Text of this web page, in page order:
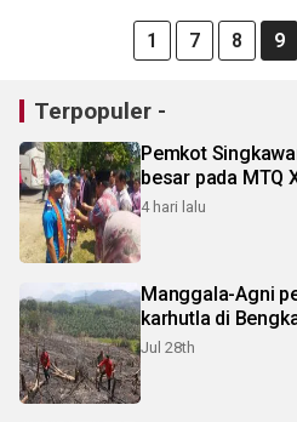
1 7 8 9
Terpopuler -
Pemkot
besar pada MTQ
4 hari lalu
Manggala-Agni
karhutla di
Jul 28th